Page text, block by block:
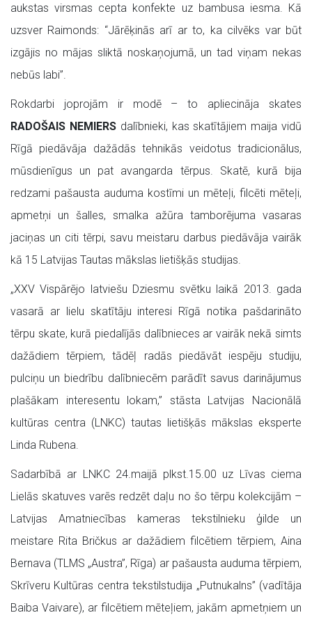
aukstas virsmas cepta konfekte uz bambusa iesma. Kā
uzsver Raimonds: “Jārēķinās arī ar to, ka cilvēks var būt
izgājis no mājas sliktā noskaņojumā, un tad viņam nekas
nebūs labi”.
Rokdarbi joprojām ir modē – to apliecināja skates
RADOŠAIS NEMIERSdalībnieki, kas skatītājiem maija vidū
Rīgā piedāvāja dažādās tehnikās veidotus tradicionālus,
mūsdienīgus un pat avangarda tērpus. Skatē, kurā bija
redzami pašausta auduma kostīmi un mēteļi, filcēti mēteļi,
apmetņi un šalles, smalka ažūra tamborējuma vasaras
jaciņas un citi tērpi, savu meistaru darbus piedāvāja vairāk
kā 15 Latvijas Tautas mākslas lietišķās studijas.
„XXV Vispārējo latviešu Dziesmu svētku laikā 2013. gada
vasarā ar lielu skatītāju interesi Rīgā notika pašdarināto
tērpu skate, kurā piedalījās dalībnieces ar vairāk nekā simts
dažādiem tērpiem, tādēļ radās piedāvāt iespēju studiju,
pulciņu un biedrību dalībniecēm parādīt savus darinājumus
plašākam interesentu lokam,” stāsta Latvijas Nacionālā
kultūras centra (LNKC) tautas lietišķās mākslas eksperte
Linda Rubena.
Sadarbībā ar LNKC 24.maijā plkst.15.00 uz Līvas ciema
Lielās skatuves varēs redzēt daļu no šo tērpu kolekcijām –
Latvijas Amatniecības kameras tekstilnieku ģilde un
meistare Rita Bričkus ar dažādiem filcētiem tērpiem, Aina
Bernava (TLMS „Austra”, Rīga) ar pašausta auduma tērpiem,
Skrīveru Kultūras centra tekstilstudija „Putnukalns” (vadītāja
Baiba Vaivare), ar filcētiem mēteļiem, jakām apmetņiem un